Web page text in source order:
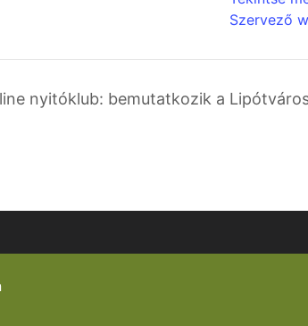
Szervező
nyitóklub: bemutatkozik a